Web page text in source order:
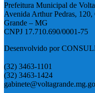
Prefeitura Municipal de
Avenida Arthur Pedras,
Grande – MG
CNPJ 17.710.690/0001-75
Desenvolvido por
(32) 3463-1101
(32) 3463-1424